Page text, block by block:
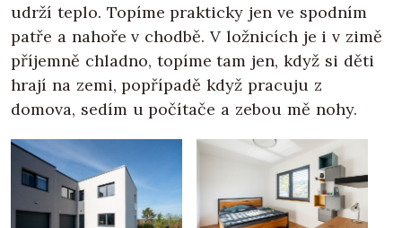
udrží teplo. Topíme prakticky jen ve spodním
patře a nahoře v chodbě. V ložnicích je i v zimě
příjemně chladno, topíme tam jen, když si děti
hrají na zemi, popřípadě když pracuju z
domova, sedím u počítače a zebou mě nohy.